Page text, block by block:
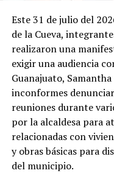
Este 31 de julio del
de la Cueva,
realizaron una
exigir una audiencia
Guanajuato,
inconformes
reuniones durante
por la alcaldesa para
relacionadas con
y obras básicas para
del municipio.